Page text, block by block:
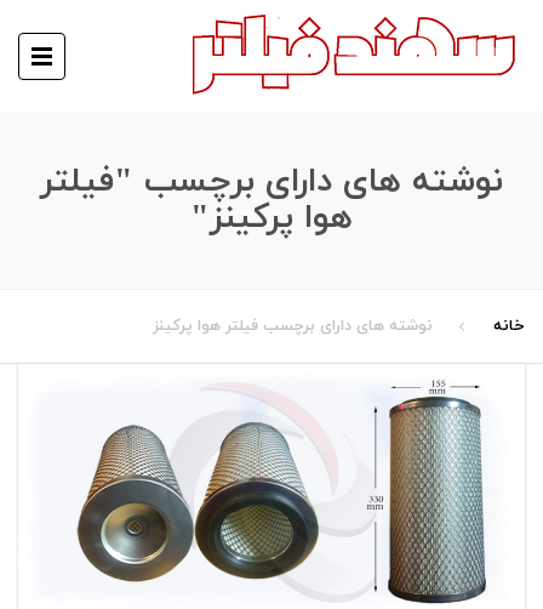
نوشته های دارای برچسب "فیلتر
هوا پرکینز"
خانه نوشته های دارای برچسب فیلتر هوا پرکینز